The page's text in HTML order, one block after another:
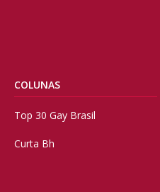
COLUNAS
Top 30 Gay Brasil
Curta Bh